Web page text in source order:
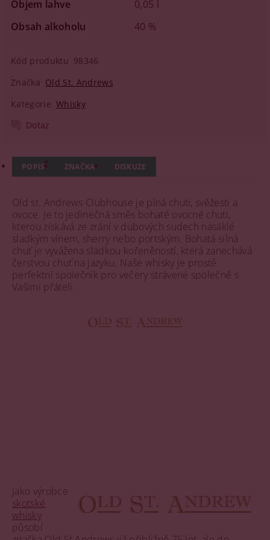
Objem lahve
0,05 l
Obsah alkoholu
40 %
Kód produktu 98346
Značka Old St. Andrews
Kategorie Whisky
Dotaz
POPIS ZNAČKA DISKUZE
Old st. Andrews Clubhouse je plná chuti, svěžesti a
ovoce. Je to jedinečná směs bohaté ovocné chuti,
kterou získává ze zrání v dubových sudech nasáklé
sladkým vínem, sherry nebo portským. Bohatá silná
chuť je vyvážena sladkou kořeněností, která zanechává
čerstvou chuť na jazyku. Naše whisky je prostě
perfektní společník pro večery strávené společně s
Vašimi přáteli.
Jako výrobce
skotské
whisky
působí